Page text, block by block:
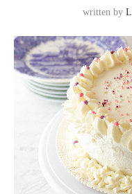
written by